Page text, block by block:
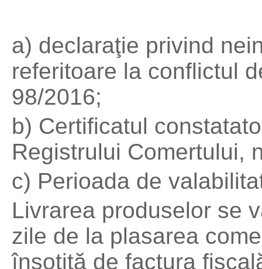
a) declaraţie privind
referitoare la conflictul
98/2016;
b) Certificatul
Registrului Comertului,
c) Perioada de
Livrarea produselor se
zile de la plasarea
însoţită de factura